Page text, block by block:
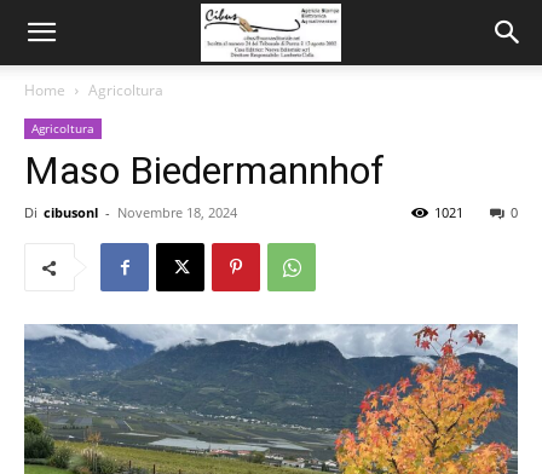
Home Agricoltura
Agricoltura
Maso Biedermannhof
Di cibusonl - Novembre 18, 2024 0
1021